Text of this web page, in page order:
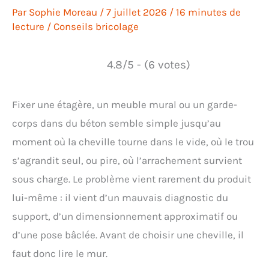
Par Sophie Moreau / 7 juillet 2026 / 16 minutes de
lecture / Conseils bricolage
4.8/5 - (6 votes)
Fixer une étagère, un meuble mural ou un garde-
corps dans du béton semble simple jusqu’au
moment où la cheville tourne dans le vide, où le trou
s’agrandit seul, ou pire, où l’arrachement survient
sous charge. Le problème vient rarement du produit
lui-même : il vient d’un mauvais diagnostic du
support, d’un dimensionnement approximatif ou
d’une pose bâclée. Avant de choisir une cheville, il
faut donc lire le mur.